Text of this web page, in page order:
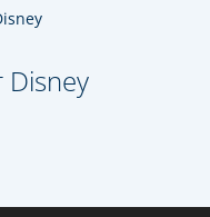
Disney